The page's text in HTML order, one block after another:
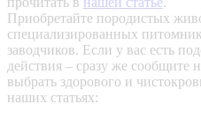
Приобретайте породистых
специализированных
заводчиков. Если у вас есть
действия – сразу же сообщите
выбрать здорового и
наших статьях: